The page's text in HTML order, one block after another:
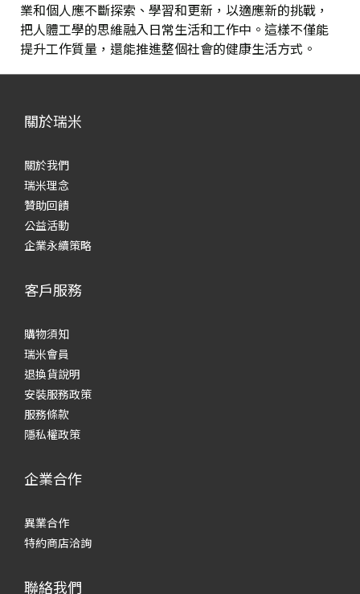
業和個人應不斷探索、學習和更新，以適應新的挑戰，
把人體工學的思維融入日常生活和工作中。這樣不僅能
提升工作質量，還能推進整個社會的健康生活方式。
關於瑞米
關於我們
瑞米理念
贊助回饋
公益活動
企業永續策略
客戶服務
購物須知
瑞米會員
退換貨說明
安裝服務政策
服務條款
隱私權政策
企業合作
異業合作
特約商店洽詢
聯絡我們